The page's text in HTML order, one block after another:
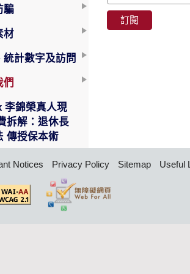
騙
材
統計數字及訪問
們
李錦榮真人現
拆解：退休長
傳授保本術
訂閱
Notices Privacy Policy Sitemap Useful